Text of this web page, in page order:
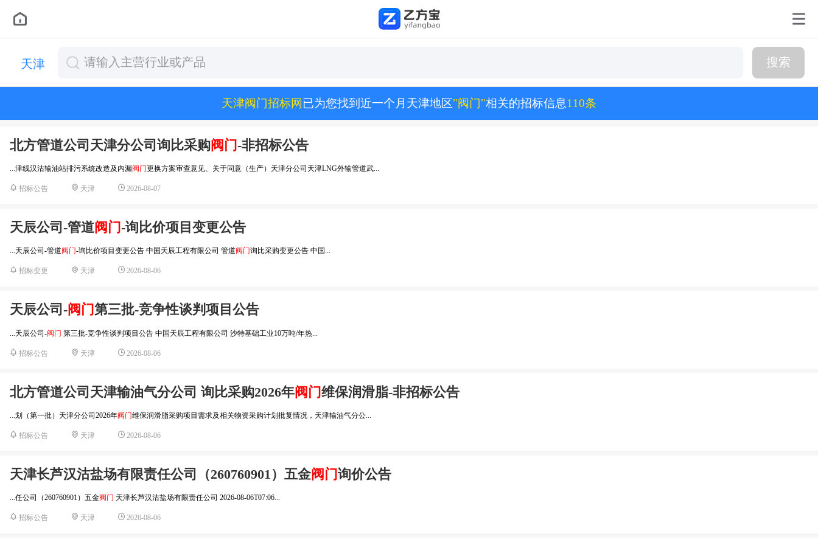
天津 搜索
天津阀门招标网已为您找到近一个月天津地区"阀门"相关的招标信息110条
北方管道公司天津分公司询比采购阀门-非招标公告
...津线汉沽输油站排污系统改造及内漏阀门更换方案审查意见、关于同意（生产）天津分公司天津LNG外输管道武...
招标公告 天津 2026-08-07
天辰公司-管道阀门-询比价项目变更公告
...天辰公司-管道阀门-询比价项目变更公告 中国天辰工程有限公司 管道阀门询比采购变更公告 中国...
招标变更 天津 2026-08-06
天辰公司-阀门第三批-竞争性谈判项目公告
...天辰公司-阀门 第三批-竞争性谈判项目公告 中国天辰工程有限公司 沙特基础工业10万吨/年热...
招标公告 天津 2026-08-06
北方管道公司天津输油气分公司 询比采购2026年阀门维保润滑脂-非招标公告
...划（第一批）天津分公司2026年阀门维保润滑脂采购项目需求及相关物资采购计划批复情况，天津输油气分公...
招标公告 天津 2026-08-06
天津长芦汉沽盐场有限责任公司（260760901）五金阀门询价公告
...任公司（260760901）五金阀门 天津长芦汉沽盐场有限责任公司 2026-08-06T07:06...
招标公告 天津 2026-08-06